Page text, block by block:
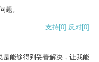
题。
支持[0] 反对[0]
是能够得到妥善解决，让我能